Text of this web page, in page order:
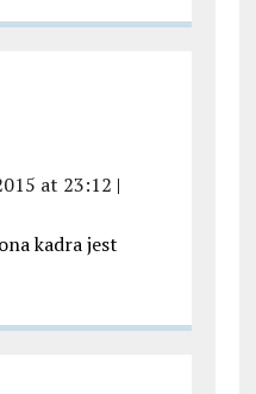
at 23:12 |
kadra jest